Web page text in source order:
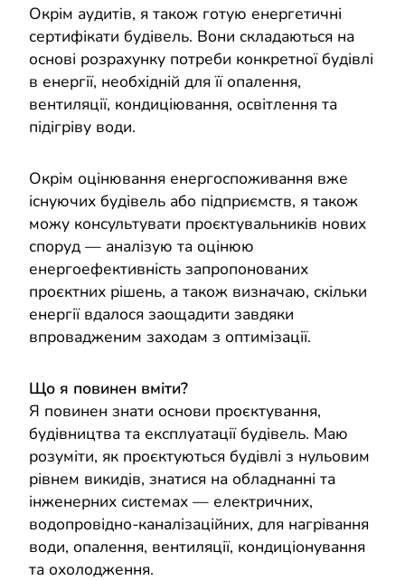
Окрім аудитів, я також готую енергетичні
сертифікати будівель. Вони складаються на
основі розрахунку потреби конкретної будівлі
в енергії, необхідній для її опалення,
вентиляції, кондиціювання, освітлення та
підігріву води.
Окрім оцінювання енергоспоживання вже
існуючих будівель або підприємств, я також
можу консультувати проєктувальників нових
споруд — аналізую та оцінюю
енергоефективність запропонованих
проєктних рішень, а також визначаю, скільки
енергії вдалося заощадити завдяки
впровадженим заходам з оптимізації.
Що я повинен вміти?
Я повинен знати основи проєктування,
будівництва та експлуатації будівель. Маю
розуміти, як проєктуються будівлі з нульовим
рівнем викидів, знатися на обладнанні та
інженерних системах — електричних,
водопровідно-каналізаційних, для нагрівання
води, опалення, вентиляції, кондиціонування
та охолодження.